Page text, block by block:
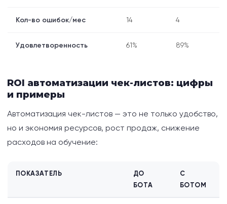
Кол-во ошибок/мес 14 4
Удовлетворенность 61% 89%
ROI автоматизации чек-листов: цифры
и примеры
Автоматизация чек-листов — это не только удобство,
но и экономия ресурсов, рост продаж, снижение
расходов на обучение:
ПОКАЗАТЕЛЬ
ДО
БОТА
С
БОТОМ